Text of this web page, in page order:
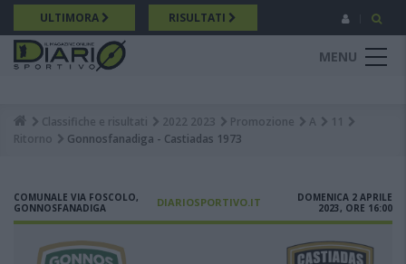
Salta
al
contenuto
principale
ULTIMORA RISULTATI
MENU
Breadcrumb
Classifiche e risultati 2022 2023 Promozione A
11
Ritorno
Gonnosfanadiga - Castiadas 1973
COMUNALE VIA FOSCOLO,
GONNOSFANADIGA
DIARIOSPORTIVO.IT
DOMENICA 2 APRILE
2023, ORE 16:00